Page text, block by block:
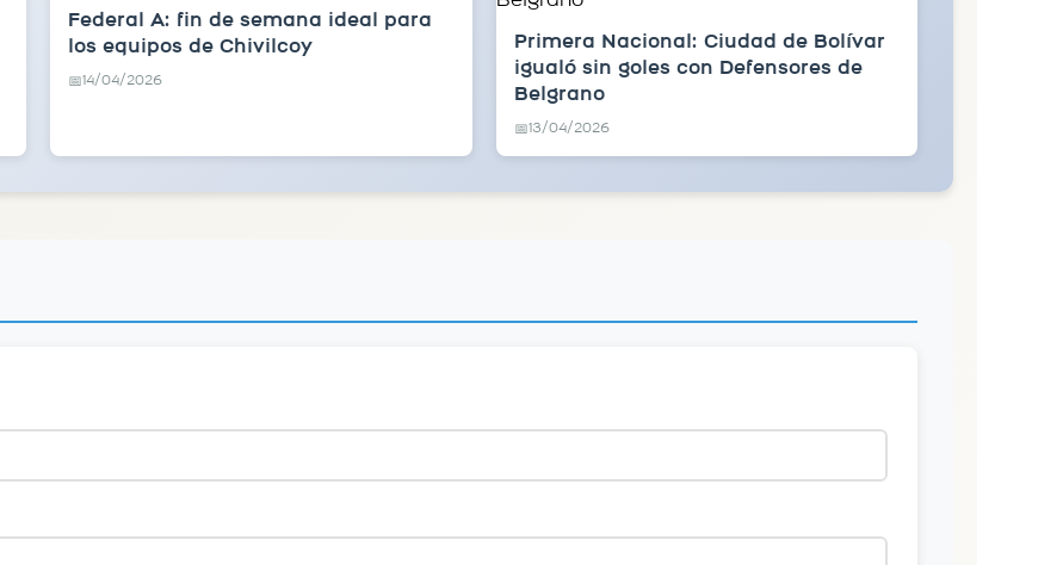
Federal A: fin de semana ideal para
los equipos de Chivilcoy
📅14/04/2026
Primera Nacional: Ciudad de Bolívar
igualó sin goles con Defensores de
Belgrano
📅13/04/2026